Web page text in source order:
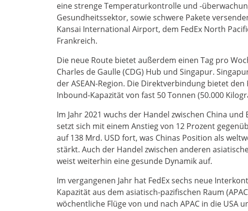
eine strenge Temperaturkontrolle und -
Gesundheitssektor, sowie schwere Pakete
Kansai International Airport, dem FedEx North
Frankreich.
Die neue Route bietet außerdem einen Tag pro
Charles de Gaulle (CDG) Hub und Singapur.
der ASEAN-Region. Die Direktverbindung bietet
Inbound-Kapazität von fast 50 Tonnen (50.000
Im Jahr 2021 wuchs der Handel zwischen China
setzt sich mit einem Anstieg von 12 Prozent
auf 138 Mrd. USD fort, was Chinas Position als
stärkt. Auch der Handel zwischen anderen
weist weiterhin eine gesunde Dynamik auf.
Im vergangenen Jahr hat FedEx sechs neue
Kapazität aus dem asiatisch-pazifischen Raum
wöchentliche Flüge von und nach APAC in die USA